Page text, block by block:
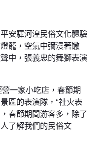
安驛河湟民俗文化體驗
籠，空氣中彌漫著馓
中，張義忠的舞獅表演
一家小吃店，春節期
區的表演隊，“社火表
春節期間游客多，除了
了解我們的民俗文